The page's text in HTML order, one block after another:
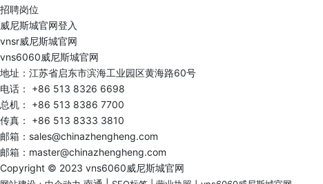
招聘岗位
威尼斯城官网登入
vnsr威尼斯城官网
vns6060威尼斯城官网
地址：江苏省启东市滨海工业园区黄海路60号
电话： +86 513 8326 6698
总机： +86 513 8386 7700
传真： +86 513 8333 3810
邮箱： sales@chinazhengheng.com
邮箱： master@chinazhengheng.com
Copyright © 2023 vns6060威尼斯城官网